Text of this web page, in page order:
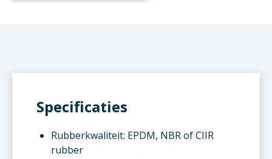
Specificaties
Rubberkwaliteit: EPDM, NBR of CIIR
rubber